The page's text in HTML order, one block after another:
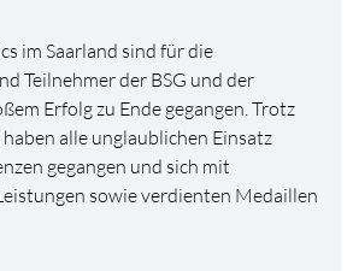
im Saarland sind für die
Teilnehmer der BSG und der
Erfolg zu Ende gegangen. Trotz
alle unglaublichen Einsatz
gegangen und sich mit
sowie verdienten Medaillen